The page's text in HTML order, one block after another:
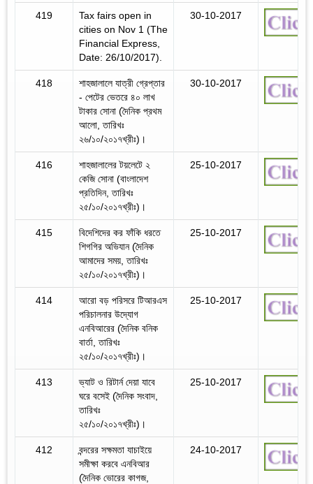
419
Tax fairs open in
cities on Nov 1 (The
Financial Express,
Date: 26/10/2017).
30-10-2017
418
শাহজালালে যাত্রী গ্রেপ্তার
- পেটের ভেতরে ৪০ লাখ
টাকার সোনা (দৈনিক প্রথম
আলো, তারিখঃ
২৬/১০/২০১৭খ্রীঃ)।
30-10-2017
416
শাহজালালের টয়লেটে ২
কেজি সোনা (বাংলাদেশ
প্রতিদিন, তারিখঃ
২৫/১০/২০১৭খ্রীঃ)।
25-10-2017
415
বিদেশিদের কর ফাঁকি ধরতে
শিগগির অভিযান (দৈনিক
আমাদের সময়, তারিখঃ
২৫/১০/২০১৭খ্রীঃ)।
25-10-2017
414
আরো বড় পরিসরে টিআরএস
পরিচালনার উদ্যোগ
এনবিআরের (দৈনিক বনিক
বার্তা, তারিখঃ
২৫/১০/২০১৭খ্রীঃ)।
25-10-2017
413
ভ্যাট ও রিটার্ন দেয়া যাবে
ঘরে বসেই (দৈনিক সংবাদ,
তারিখঃ
২৫/১০/২০১৭খ্রীঃ)।
25-10-2017
412
বন্দরের সক্ষমতা যাচাইয়ে
সমীক্ষা করবে এনবিআর
(দৈনিক ভোরের কাগজ,
24-10-2017